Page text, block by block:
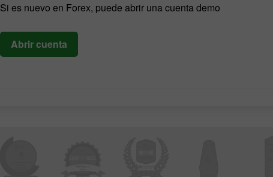
Si es nuevo en Forex, puede abrir una cuenta demo
Abrir cuenta